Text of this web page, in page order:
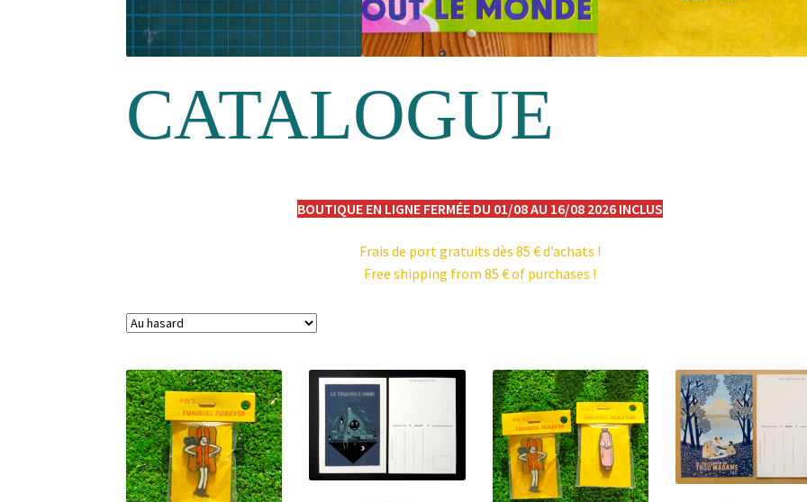
CATALOGUE
BOUTIQUE EN LIGNE FERMÉE DU 01/08 AU 16/08 2026 INCLUS
Frais de port gratuits dès 85 € d’achats !
Free shipping from 85 € of purchases !